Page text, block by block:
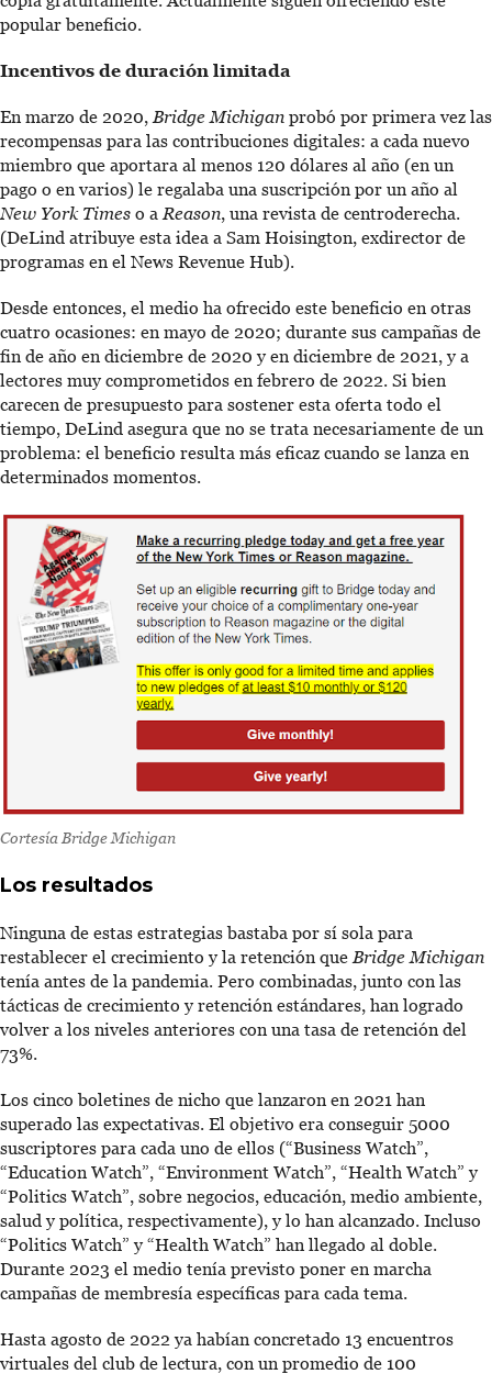
popular beneficio.
Incentivos de duración limitada
En marzo de 2020, Bridge Michigan probó por primera vez las
recompensas para las contribuciones digitales: a cada nuevo
miembro que aportara al menos 120 dólares al año (en un
pago o en varios) le regalaba una suscripción por un año al
New York Times o a Reason, una revista de centroderecha.
(DeLind atribuye esta idea a Sam Hoisington, exdirector de
programas en el News Revenue Hub).
Desde entonces, el medio ha ofrecido este beneficio en otras
cuatro ocasiones: en mayo de 2020; durante sus campañas de
fin de año en diciembre de 2020 y en diciembre de 2021, y a
lectores muy comprometidos en febrero de 2022. Si bien
carecen de presupuesto para sostener esta oferta todo el
tiempo, DeLind asegura que no se trata necesariamente de un
problema: el beneficio resulta más eficaz cuando se lanza en
determinados momentos.
Cortesía Bridge Michigan
Los resultados
Ninguna de estas estrategias bastaba por sí sola para
restablecer el crecimiento y la retención queBridge Michigan
tenía antes de la pandemia. Pero combinadas, junto con las
tácticas de crecimiento y retención estándares, han logrado
volver a los niveles anteriores con una tasa de retención del
73%.
Los cinco boletines de nicho que lanzaron en 2021 han
superado las expectativas. El objetivo era conseguir 5000
suscriptores para cada uno de ellos (“Business Watch”,
“Education Watch”, “Environment Watch”, “Health Watch” y
“Politics Watch”, sobre negocios, educación, medio ambiente,
salud y política, respectivamente), y lo han alcanzado. Incluso
“Politics Watch” y “Health Watch” han llegado al doble.
Durante 2023 el medio tenía previsto poner en marcha
campañas de membresía específicas para cada tema.
Hasta agosto de 2022 ya habían concretado 13 encuentros
virtuales del club de lectura, con un promedio de 100